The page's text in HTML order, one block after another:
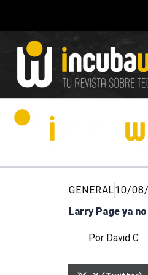
contenido
GENERAL10/
Larry Page ya
Por David C
en
en